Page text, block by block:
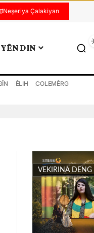
Neşeriya Çalakiyan
YÊN DIN
ÊLIH COLEMÊRG
VEKIRINA DENG